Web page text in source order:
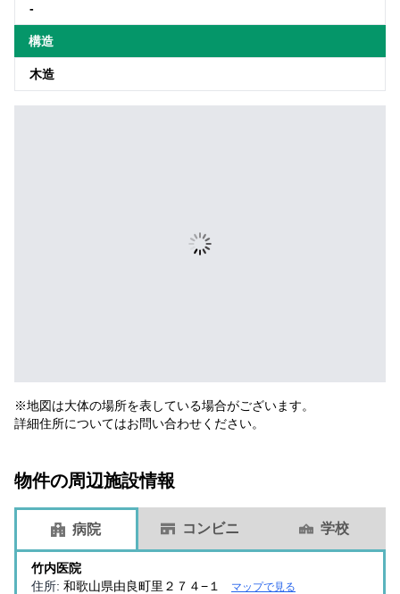
-
構造
木造
※地図は大体の場所を表している場合がございます。
詳細住所についてはお問い合わせください。
物件の周辺施設情報
病院 コンビニ 学校
竹内医院
住所: 和歌山県由良町里２７４−１ マップで見る